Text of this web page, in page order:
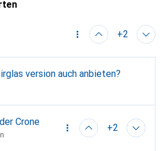
+2
version auch anbieten?
Crone
+2